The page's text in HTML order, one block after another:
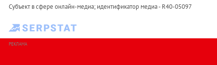
Субъект в сфере онлайн-медиа; идентификатор медиа - R40-05097
РЕКЛАМА